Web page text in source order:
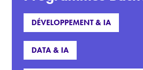
DÉVELOPPEMENT & IA
DATA & IA